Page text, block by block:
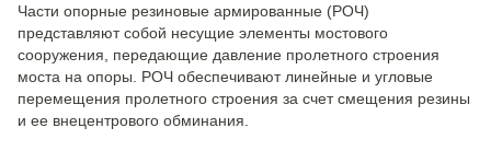
Части опорные резиновые армированные (РОЧ)
представляют собой несущие элементы мостового
сооружения, передающие давление пролетного строения
моста на опоры. РОЧ обеспечивают линейные и угловые
перемещения пролетного строения за счет смещения резины
и ее внецентрового обминания.